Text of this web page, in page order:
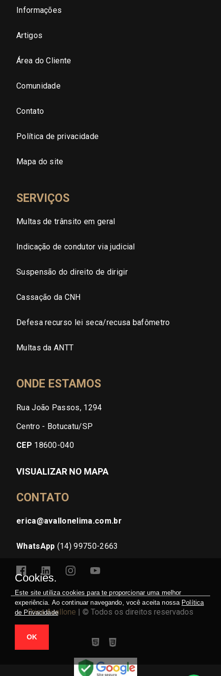
São Paulo - Grande SP
Informações
Artigos
Área do Cliente
Comunidade
Contato
Política de privacidade
Mapa do site
SERVIÇOS
Multas de trânsito em geral
Indicação de condutor via judicial
Suspensão do direito de dirigir
Cassação da CNH
Defesa recurso lei seca/recusa bafômetro
Multas da ANTT
ONDE ESTAMOS
Rua João Passos, 1294
Centro - Botucatu/SP
CEP 18600-040
VISUALIZAR NO MAPA
CONTATO
erica@avallonelima.com.br
WhatsApp (14) 99750-2663
Erica Avallone | © Todos os direitos reservados
Cookies.
Este site utiliza cookies para te proporcionar uma melhor
experiência. Ao continuar navegando, você aceita nossa Política
de Privacidade
OK